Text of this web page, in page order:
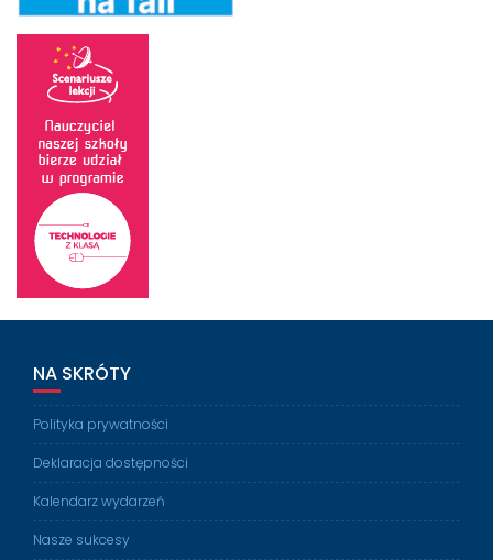
NA SKRÓTY
Polityka prywatności
Deklaracja dostępności
Kalendarz wydarzeń
Nasze sukcesy